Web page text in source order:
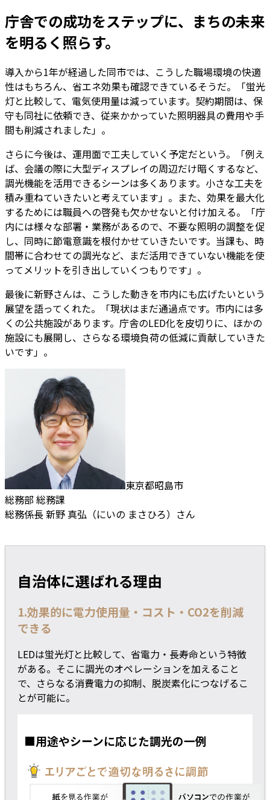
庁舎での成功をステップに、まちの未来
を明るく照らす。
導入から1年が経過した同市では、こうした職場環境の快適
性はもちろん、省エネ効果も確認できているそうだ。「蛍光
灯と比較して、電気使用量は減っています。契約期間は、保
守も同社に依頼でき、従来かかっていた照明器具の費用や手
間も削減されました」。
さらに今後は、運用面で工夫していく予定だという。「例え
ば、会議の際に大型ディスプレイの周辺だけ暗くするなど、
調光機能を活用できるシーンは多くあります。小さな工夫を
積み重ねていきたいと考えています」。また、効果を最大化
するためには職員への啓発も欠かせないと付け加える。「庁
内には様々な部署・業務があるので、不要な照明の調整を促
し、同時に節電意識を根付かせていきたいです。当課も、時
間帯に合わせての調光など、まだ活用できていない機能を使
ってメリットを引き出していくつもりです」。
最後に新野さんは、こうした動きを市内にも広げたいという
展望を語ってくれた。「現状はまだ通過点です。市内には多
くの公共施設があります。庁舎のLED化を皮切りに、ほかの
施設にも展開し、さらなる環境負荷の低減に貢献していきた
いです」。
東京都昭島市
総務部 総務課
総務係長 新野 真弘（にいの まさひろ）さん
自治体に選ばれる理由
1.効果的に電力使用量・コスト・CO2を削減
できる
LEDは蛍光灯と比較して、省電力・長寿命という特徴
がある。そこに調光のオペレーションを加えること
で、さらなる消費電力の抑制、脱炭素化につなげるこ
とが可能に。
■用途やシーンに応じた調光の一例